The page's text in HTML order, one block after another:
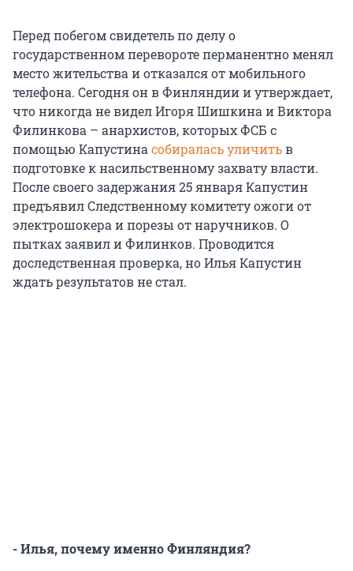
Перед побегом свидетель по делу о
государственном перевороте перманентно менял
место жительства и отказался от мобильного
телефона. Сегодня он в Финляндии и утверждает,
что никогда не видел Игоря Шишкина и Виктора
Филинкова – анархистов, которых ФСБ с
помощью Капустина собиралась уличитьв
подготовке к насильственному захвату власти.
После своего задержания 25 января Капустин
предъявил Следственному комитету ожоги от
электрошокера и порезы от наручников. О
пытках заявил и Филинков. Проводится
доследственная проверка, но Илья Капустин
ждать результатов не стал.
- Илья, почему именно Финляндия?